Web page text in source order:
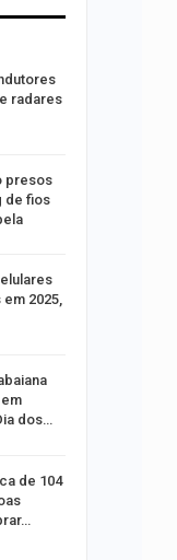
radares
presos
de fios
2025,
dos…
de 104